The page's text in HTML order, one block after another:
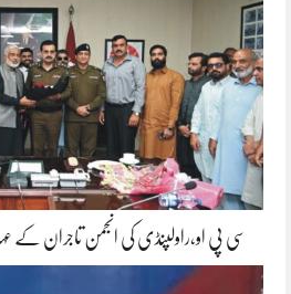
سی پی او،راولپنڈی کی انجمن تاجران کے